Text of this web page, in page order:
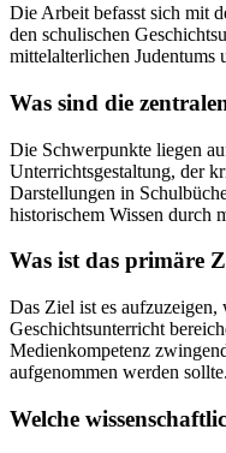
Die Arbeit befasst sich mit
den schulischen
mittelalterlichen Judentums
Was sind die
Die Schwerpunkte liegen
Unterrichtsgestaltung, der
Darstellungen in
historischem Wissen durch
Was ist das primäre
Das Ziel ist es
Geschichtsunterricht
Medienkompetenz
aufgenommen werden sollte.
Welche